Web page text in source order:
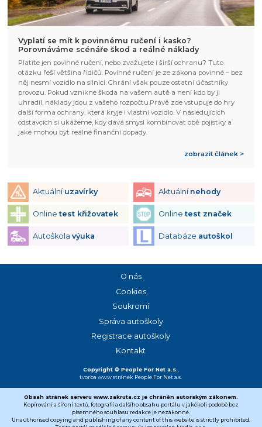
Vyplatí se mít k povinnému ručení i kasko?
Porovnáváme scénáře škod a reálné náklady
Platíte jen povinné ručení, nebo zvažujete i širší ochranu? Tuto
otázku řeší většina řidičů. Povinné ručení je ze zákona povinné – bez
něj nesmí vozidlo na silnici. Chrání však pouze ostatní účastníky
provozu. Pokud vznikne škoda na vašem autě a není kdo by ji
uhradil, náklady jdou z vašeho rozpočtu.Právě zde vstupuje do hry
další forma ochrany, která kryje i vlastní vozidlo. V následujících
odstavcích si ukážeme, kdy dává smysl kombinovat obě pojistky a
jaké mohou být reálné finanční dopady.
zobrazit článek >
Aktuální uzavírky Aktuální nehody
Onlinetest křižovatek Onlinetest značek
Autoškola výuka Databáze autoškol
Copyright © People For Net a.s.
tvorba www stránek People For Net a.s.
O nás
Cookies
Soukromí
Správa autoškoly
Registrace autoškoly
Kontakt
Obsah stránek serveru www.zakruta.cz je chráněn autorským zákonem.
Kopírování a šíření textů, fotografií a dalšího obsahu portálu v jakékoli podobě bez
písemného souhlasu redakce je nezákonné.
Unauthorised copying and publishing of any content of this website is strictly prohibited.